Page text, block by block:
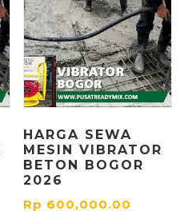
HARGA SEWA
MESIN VIBRATOR
BETON BOGOR
2026
Rp 600,000.00